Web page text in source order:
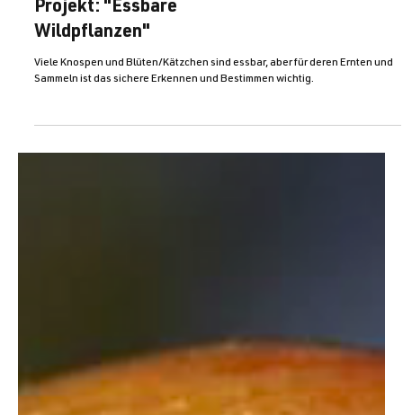
Anita und Annemarie im UAB
Projekt: "Essbare
Wildpflanzen"